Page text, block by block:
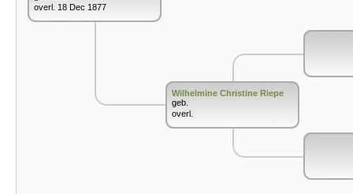
overl. 18 Dec 1877
Wilhelmine Christine Riepe
geb.
overl.